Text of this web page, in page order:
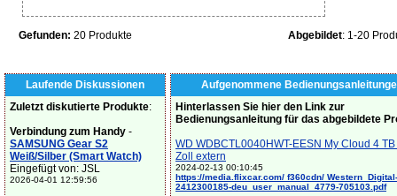
Gefunden: 20 Produkte Abgebildet: 1-20
Laufende Diskussionen
Zuletzt diskutierte Produkte:
Verbindung zum Handy -
SAMSUNG Gear S2
Weiß/Silber (Smart Watch)
Eingefügt von: JSL
2026-04-01 12:59:56
Aufgenommene
Hinterlassen Sie hier den Link zur
Bedienungsanleitung für das abgebildete
WD WDBCTL0040HWT-EESN My Cloud 4
Zoll extern
2024-02-13 00:10:45
https://media.flixcar.com/ f360cdn/ Western_Digital-
2412300185-deu_user_manual_4779-705103.pdf